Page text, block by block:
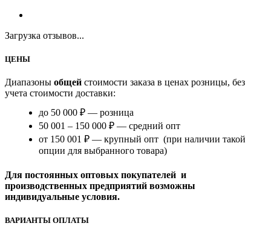
Загрузка отзывов...
ЦЕНЫ
Диапазоны общей стоимости заказа в ценах розницы, без
учета стоимости доставки:
до 50 000 ₽ — розница
50 001 – 150 000 ₽ — средний опт
от 150 001 ₽ — крупный опт (при наличии такой
опции для выбранного товара)
Для постоянных оптовых покупателей и
производственных предприятий возможны
индивидуальные условия.
ВАРИАНТЫ ОПЛАТЫ